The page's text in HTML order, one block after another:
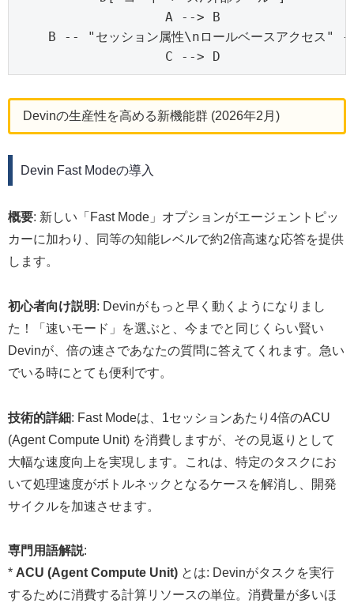
    A --> B
B -- "セッション属性\nロールベースアクセス"
    C --> D
Devinの生産性を高める新機能群 (2026年2月)
Devin Fast Modeの導入
概要: 新しい「Fast Mode」オプションがエージェントピッ
カーに加わり、同等の知能レベルで約2倍高速な応答を提供
します。
初心者向け説明: Devinがもっと早く動くようになりまし
た！「速いモード」を選ぶと、今までと同じくらい賢い
Devinが、倍の速さであなたの質問に答えてくれます。急い
でいる時にとても便利です。
技術的詳細: Fast Modeは、1セッションあたり4倍のACU
(Agent Compute Unit) を消費しますが、その見返りとして
大幅な速度向上を実現します。これは、特定のタスクにお
いて処理速度がボトルネックとなるケースを解消し、開発
サイクルを加速させます。
専門用語解説:
* ACU (Agent Compute Unit) とは: Devinがタスクを実行
するために消費する計算リソースの単位。消費量が多いほ